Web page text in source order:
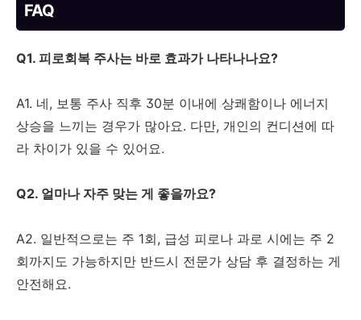
FAQ
Q1. 피로회복 주사는 바로 효과가 나타나나요?
A1. 네, 보통 주사 직후 30분 이내에 상쾌함이나 에너지
상승을 느끼는 경우가 많아요. 다만, 개인의 컨디션에 따
라 차이가 있을 수 있어요.
Q2. 얼마나 자주 맞는 게 좋을까요?
A2. 일반적으로는 주 1회, 급성 피로나 과로 시에는 주 2
회까지도 가능하지만 반드시 전문가 상담 후 결정하는 게
안전해요.